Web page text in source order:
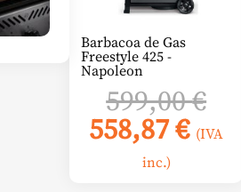
Barbacoa de Gas
Freestyle 425 -
Napoleon
599,00€El
558,87€El
(IVA
inc.)